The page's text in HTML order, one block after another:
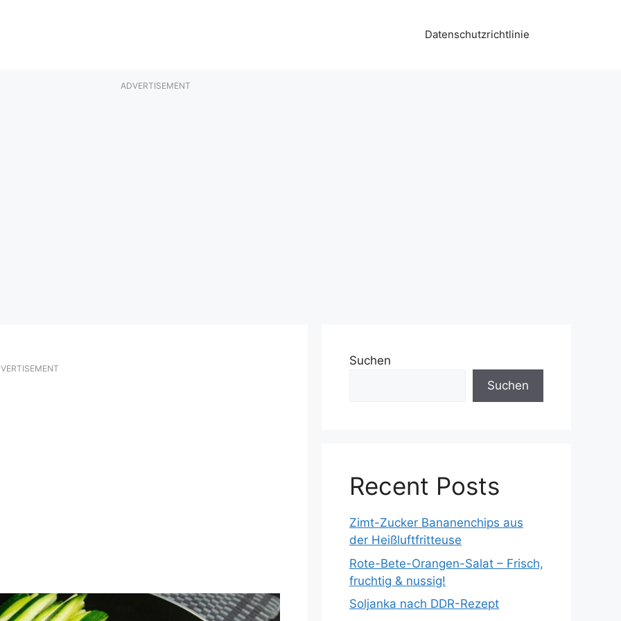
Datenschutzrichtlinie
ADVERTISEMENT
Suchen
Suchen
Recent Posts
Zimt-Zucker Bananenchips aus
der Heißluftfritteuse
Rote-Bete-Orangen-Salat – Frisch,
fruchtig & nussig!
Soljanka nach DDR-Rezept